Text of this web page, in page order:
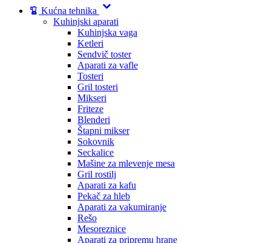
Kućna tehnika
Kuhinjski aparati
Kuhinjska vaga
Ketleri
Sendvič toster
Aparati za vafle
Tosteri
Gril tosteri
Mikseri
Friteze
Blenderi
Štapni mikser
Sokovnik
Seckalice
Mašine za mlevenje mesa
Gril rostilj
Aparati za kafu
Pekač za hleb
Aparati za vakumiranje
Rešo
Mesoreznice
Aparati za pripremu hrane